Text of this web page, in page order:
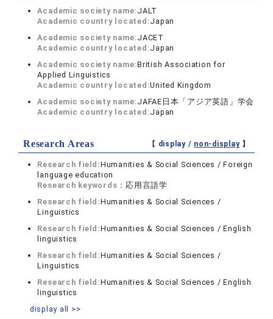
Academic society name: JALT
Academic country located:Japan
Academic society name: JACET
Academic country located:Japan
Academic society name:British Association for
Applied Linguistics
Academic country located:United Kingdom
Academic society name: JAFAE日本「アジア英語」学会
Academic country located:Japan
Research Areas 【 display / non-display】
Research field:Humanities & Social Sciences / Foreign
language education
Research keywords： 応用言語学
Research field:Humanities & Social Sciences /
Linguistics
Research field:Humanities & Social Sciences / English
linguistics
Research field:Humanities & Social Sciences /
Linguistics
Research field:Humanities & Social Sciences / English
linguistics
display all >>